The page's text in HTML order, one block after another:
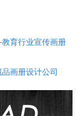
育行业宣传画册
画册设计公司